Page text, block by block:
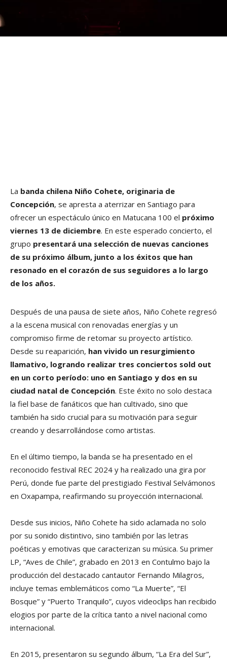
La banda chilena Niño Cohete, originaria de
Concepción, se apresta a aterrizar en Santiago para
ofrecer un espectáculo único en Matucana 100 el próximo
viernes 13 de diciembre. En este esperado concierto, el
grupo presentará una selección de nuevas canciones
de su próximo álbum, junto a los éxitos que han
resonado en el corazón de sus seguidores a lo largo
de los años.
Después de una pausa de siete años, Niño Cohete regresó
a la escena musical con renovadas energías y un
compromiso firme de retomar su proyecto artístico.
Desde su reaparición, han vivido un resurgimiento
llamativo, logrando realizar tres conciertos sold out
en un corto período: uno en Santiago y dos en su
ciudad natal de Concepción. Este éxito no solo destaca
la fiel base de fanáticos que han cultivado, sino que
también ha sido crucial para su motivación para seguir
creando y desarrollándose como artistas.
En el último tiempo, la banda se ha presentado en el
reconocido festival REC 2024 y ha realizado una gira por
Perú, donde fue parte del prestigiado Festival Selvámonos
en Oxapampa, reafirmando su proyección internacional.
Desde sus inicios, Niño Cohete ha sido aclamada no solo
por su sonido distintivo, sino también por las letras
poéticas y emotivas que caracterizan su música. Su primer
LP, “Aves de Chile”, grabado en 2013 en Contulmo bajo la
producción del destacado cantautor Fernando Milagros,
incluye temas emblemáticos como “La Muerte”, “El
Bosque” y “Puerto Tranquilo”, cuyos videoclips han recibido
elogios por parte de la crítica tanto a nivel nacional como
internacional.
En 2015, presentaron su segundo álbum, “La Era del Sur”,